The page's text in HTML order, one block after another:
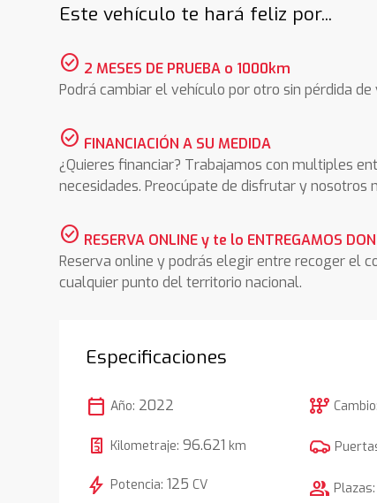
Este vehículo te hará feliz por...
check_circle 2 MESES DE PRUEBA o 1000km
Podrá cambiar el vehículo por otro sin pérdida de
check_circle FINANCIACIÓN A SU MEDIDA
¿Quieres financiar? Trabajamos con multiples
necesidades. Preocúpate de disfrutar y nosotros
check_circle RESERVA ONLINE y te lo ENTREGAMOS
Reserva online y podrás elegir entre recoger el
cualquier punto del territorio nacional.
Especificaciones
calendar_today Año: 2022
Kilometraje:96.621 km
bolt Potencia:125 CV
auto_transmission Cambio:
group Plazas: